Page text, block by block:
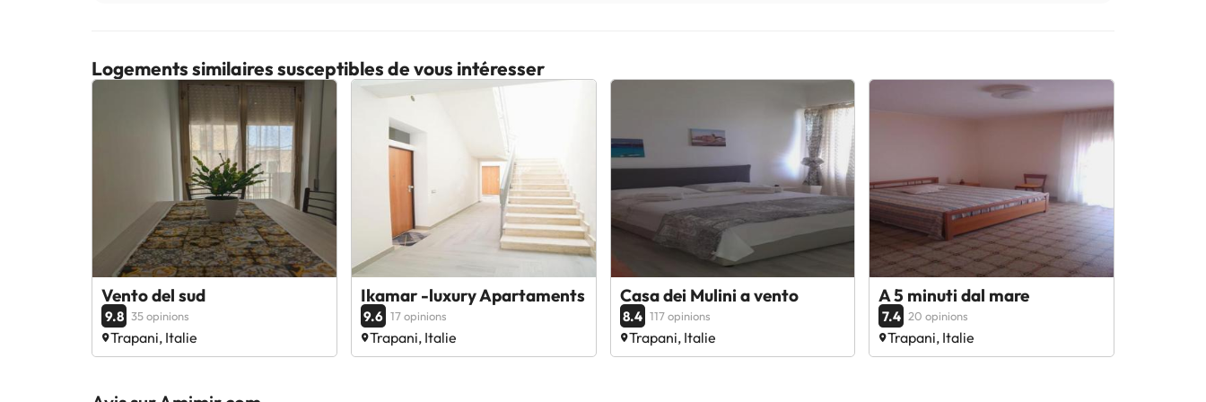
Logements similaires susceptibles de vous intéresser
Vento del sud
9.8 35 opinions
Trapani, Italie
Ikamar -luxury Apartaments
9.6 17 opinions
Trapani, Italie
Casa dei Mulini a vento
8.4 117 opinions
Trapani, Italie
A 5 minuti dal mare
7.4 20 opinions
Trapani, Italie